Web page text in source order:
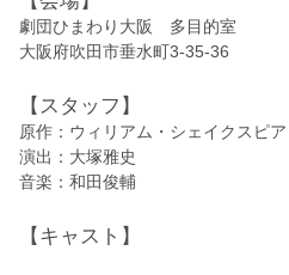
劇団ひまわり大阪 多目的室
大阪府吹田市垂水町3-35-36
【スタッフ】
原作：ウィリアム・シェイクスピア
演出：大塚雅史
音楽：和田俊輔
【キャスト】